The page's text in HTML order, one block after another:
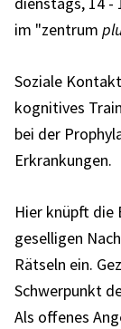
im "zentrum
Soziale
kognitives
bei der
Erkrankungen.
Hier knüpft die
geselligen
Rätseln ein.
Schwerpunkt
Als offenes